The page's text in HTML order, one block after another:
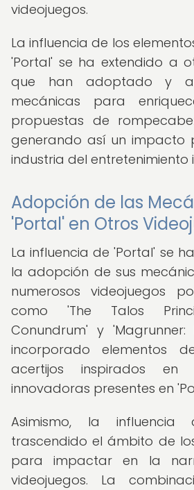
videojuegos.
La influencia de los
'Portal' se ha extendido a
que han adoptado y
mecánicas para
propuestas de
generando así un impacto
industria del entretenimiento
Adopción de las
'Portal' en Otros
La influencia de 'Portal' se
la adopción de sus
numerosos videojuegos
como 'The Talos
Conundrum' y
incorporado elementos
acertijos inspirados en
innovadoras presentes en
Asimismo, la
trascendido el ámbito de
para impactar en la
videojuegos. La